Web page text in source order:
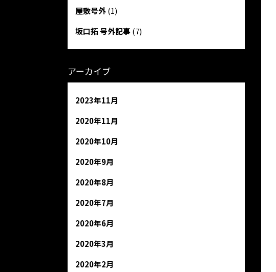
屋敷号外(1)
坂口拓 号外記事(7)
アーカイブ
2023年11月
2020年11月
2020年10月
2020年9月
2020年8月
2020年7月
2020年6月
2020年3月
2020年2月